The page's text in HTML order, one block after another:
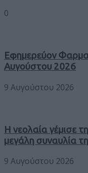
0
Εφημερεύον
Αυγούστου 2026
9 Αυγούστου 2026
Η νεολαία γέμισε
μεγάλη συναυλία
9 Αυγούστου 2026